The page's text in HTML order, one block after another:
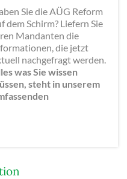
Sie die AÜG Reform
dem Schirm? Liefern Sie
Mandanten die
die jetzt
nachgefragt werden.
was Sie wissen
steht in unserem